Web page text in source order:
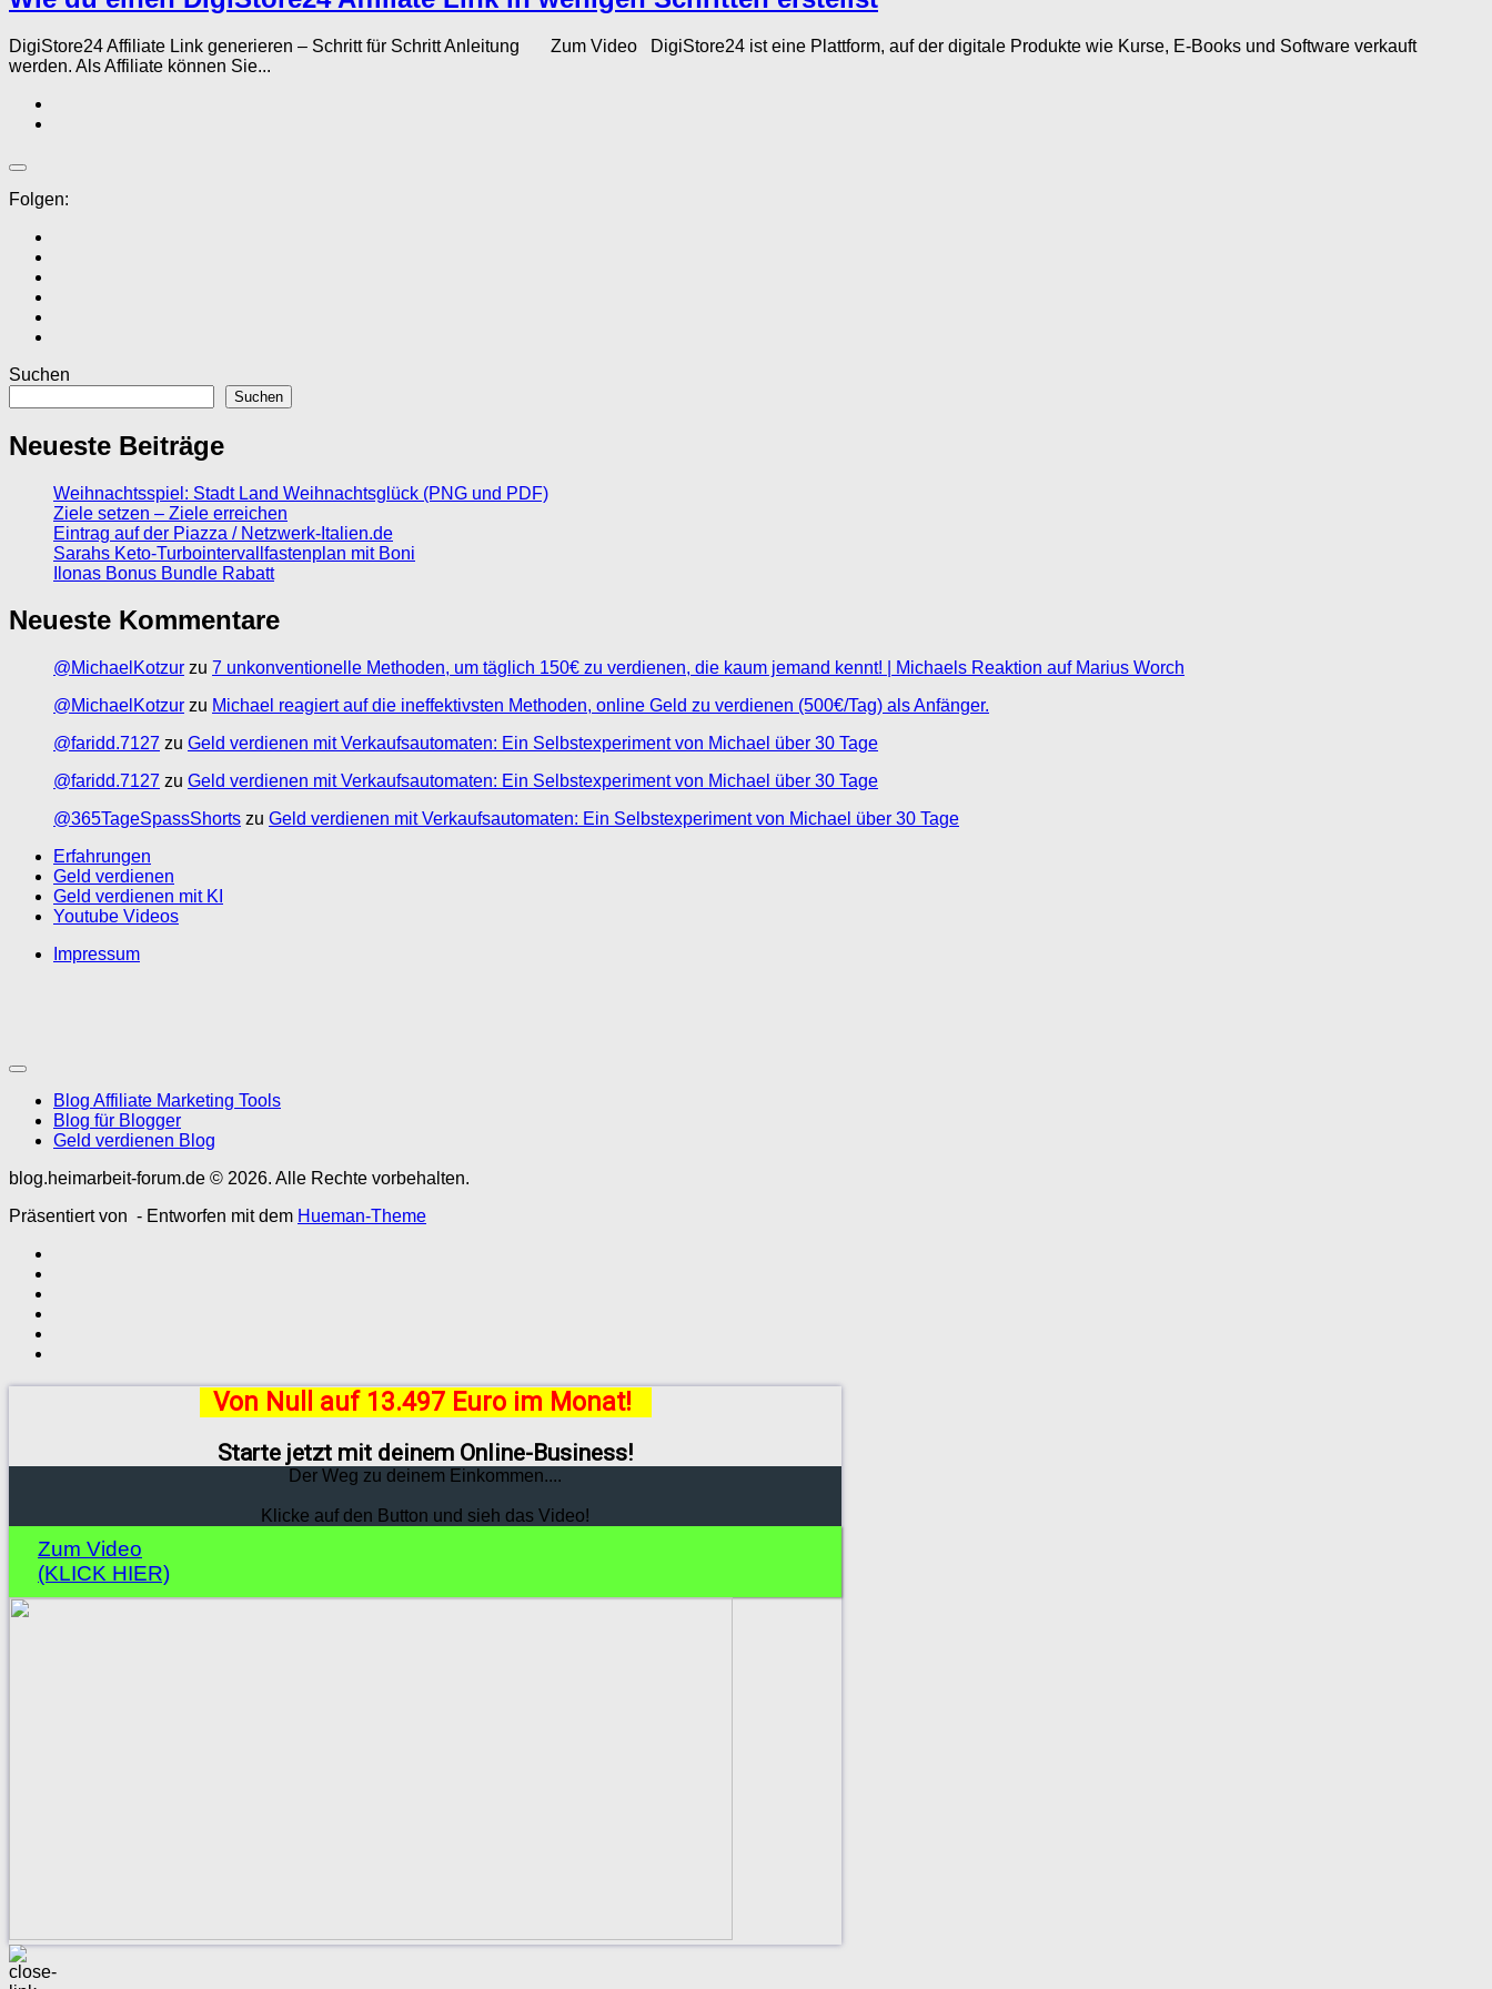
DigiStore24 Affiliate Link generieren – Schritt für Schritt Anleitung Zum Video DigiStore24 ist eine Plattform, auf der digitale Produkte wie Kurse, E-Books und Software verkauft
werden. Als Affiliate können Sie...
Folgen:
Suchen
Suchen
Neueste Beiträge
Weihnachtsspiel: Stadt Land Weihnachtsglück (PNG und PDF)
Ziele setzen – Ziele erreichen
Eintrag auf der Piazza / Netzwerk-Italien.de
Sarahs Keto-Turbointervallfastenplan mit Boni
Ilonas Bonus Bundle Rabatt
Neueste Kommentare
@MichaelKotzur zu 7 unkonventionelle Methoden, um täglich 150€ zu verdienen, die kaum jemand kennt! | Michaels Reaktion auf Marius Worch
@MichaelKotzur zu Michael reagiert auf die ineffektivsten Methoden, online Geld zu verdienen (500€/Tag) als Anfänger.
@faridd.7127 zu Geld verdienen mit Verkaufsautomaten: Ein Selbstexperiment von Michael über 30 Tage
@faridd.7127 zu Geld verdienen mit Verkaufsautomaten: Ein Selbstexperiment von Michael über 30 Tage
@365TageSpassShorts zu Geld verdienen mit Verkaufsautomaten: Ein Selbstexperiment von Michael über 30 Tage
Erfahrungen
Geld verdienen
Geld verdienen mit KI
Youtube Videos
Impressum
Blog Affiliate Marketing Tools
Blog für Blogger
Geld verdienen Blog
blog.heimarbeit-forum.de © 2026. Alle Rechte vorbehalten.
Präsentiert von - Entworfen mit dem Hueman-Theme
Von Null auf 13.497 Euro im Monat!
Starte jetzt mit deinem Online-Business!
Der Weg zu deinem Einkommen....
Klicke auf den Button und sieh das Video!
Zum Video
(KLICK HIER)